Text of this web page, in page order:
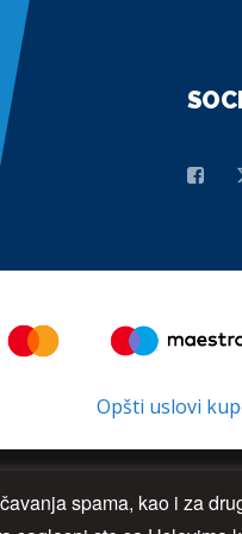
Opšti uslovi
spama, kao i za